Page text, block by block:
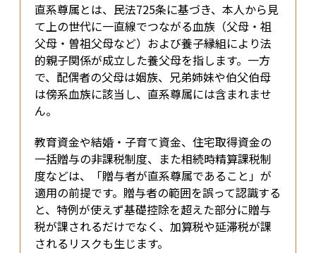
直系尊属とは、民法725条に基づき、本人から見
て上の世代に一直線でつながる血族（父母・祖
父母・曽祖父母など）および養子縁組により法
的親子関係が成立した養父母を指します。一方
で、配偶者の父母は姻族、兄弟姉妹や伯父伯母
は傍系血族に該当し、直系尊属には含まれませ
ん。
教育資金や結婚・子育て資金、住宅取得資金の
一括贈与の非課税制度、また相続時精算課税制
度などは、「贈与者が直系尊属であること」が
適用の前提です。贈与者の範囲を誤って認識する
と、特例が使えず基礎控除を超えた部分に贈与
税が課されるだけでなく、加算税や延滞税が課
されるリスクも生じます。